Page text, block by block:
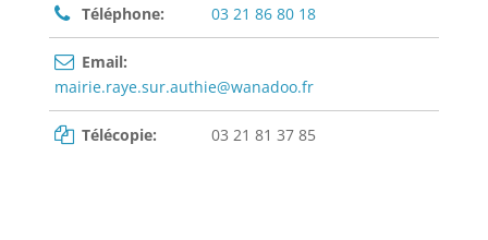
Téléphone: 03 21 86 80 18
Email:
mairie.raye.sur.authie@wanadoo.fr
Télécopie: 03 21 81 37 85